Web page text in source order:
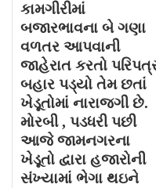
કામગીરીમાં
બજારભાવના બે ગણા
વળતર આપવાની
જાહેરાત કરતો
બહાર પડ્યો તેમ છતાં
ખેડૂતોમાં નારાજગી છે.
મોરબી , પડધરી પછી
આજે જામનગરના
ખેડૂતો દ્વારા હજારોની
સંખ્યામાં ભેગા થઇને